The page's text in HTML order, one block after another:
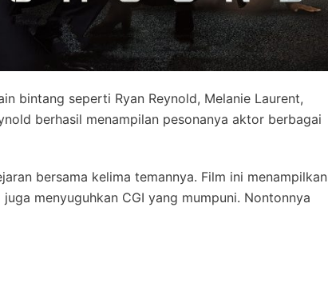
bintang seperti Ryan Reynold, Melanie Laurent,
berhasil menampilan pesonanya aktor berbagai
bersama kelima temannya. Film ini menampilkan
menyuguhkan CGI yang mumpuni. Nontonnya